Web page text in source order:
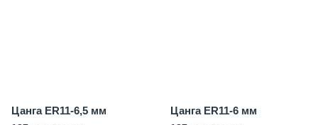
Цанга ER11-6,5 мм Цанга ER11-6 мм